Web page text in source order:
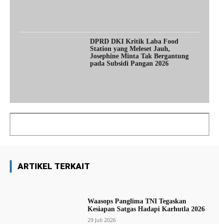
DPRD DKI Kritik Laba Food
Station yang Meleset Jauh,
Josephine Minta Tak Bergantung
pada Subsidi Pangan 2026
ARTIKEL TERKAIT
Waasops Panglima TNI Tegaskan
Kesiapan Satgas Hadapi Karhutla 2026
29 Juli 2026